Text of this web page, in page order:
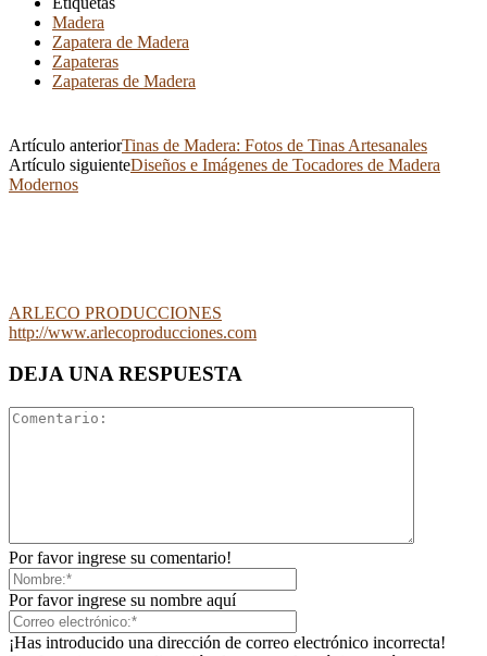
Madera
Zapatera de Madera
Zapateras
Zapateras de Madera
Artículo anteriorTinas de Madera: Fotos de Tinas Artesanales
Artículo siguienteDiseños e Imágenes de Tocadores de Madera
Modernos
ARLECO PRODUCCIONES
http://www.arlecoproducciones.com
DEJA UNA RESPUESTA
Por favor ingrese su comentario!
Por favor ingrese su nombre aquí
¡Has introducido una dirección de correo electrónico incorrecta!